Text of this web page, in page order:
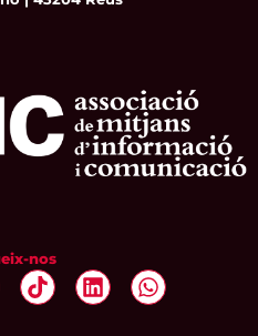
nos